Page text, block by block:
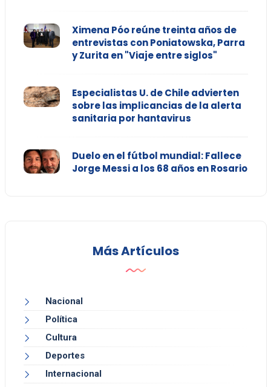
Ximena Póo reúne treinta años de
entrevistas con Poniatowska, Parra
y Zurita en "Viaje entre siglos"
Especialistas U. de Chile advierten
sobre las implicancias de la alerta
sanitaria por hantavirus
Duelo en el fútbol mundial: Fallece
Jorge Messi a los 68 años en Rosario
Más Artículos
Nacional
Política
Cultura
Deportes
Internacional